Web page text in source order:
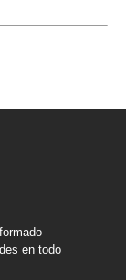
en todo